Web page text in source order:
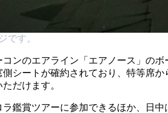
です。
ンのエアライン「エアノース」の
シートが確約されており、特等席
だけます。
鑑賞ツアーに参加できるほか、日